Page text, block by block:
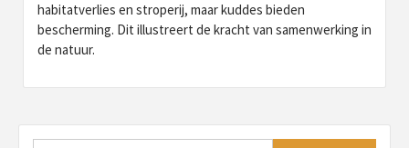
habitatverlies en stroperij, maar kuddes bieden
bescherming. Dit illustreert de kracht van samenwerking in
de natuur.